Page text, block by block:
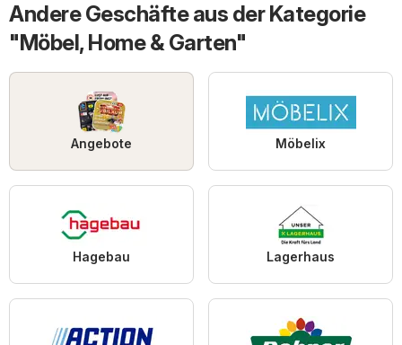
Andere Geschäfte aus der Kategorie
"Möbel, Home & Garten"
Angebote Möbelix
Hagebau Lagerhaus